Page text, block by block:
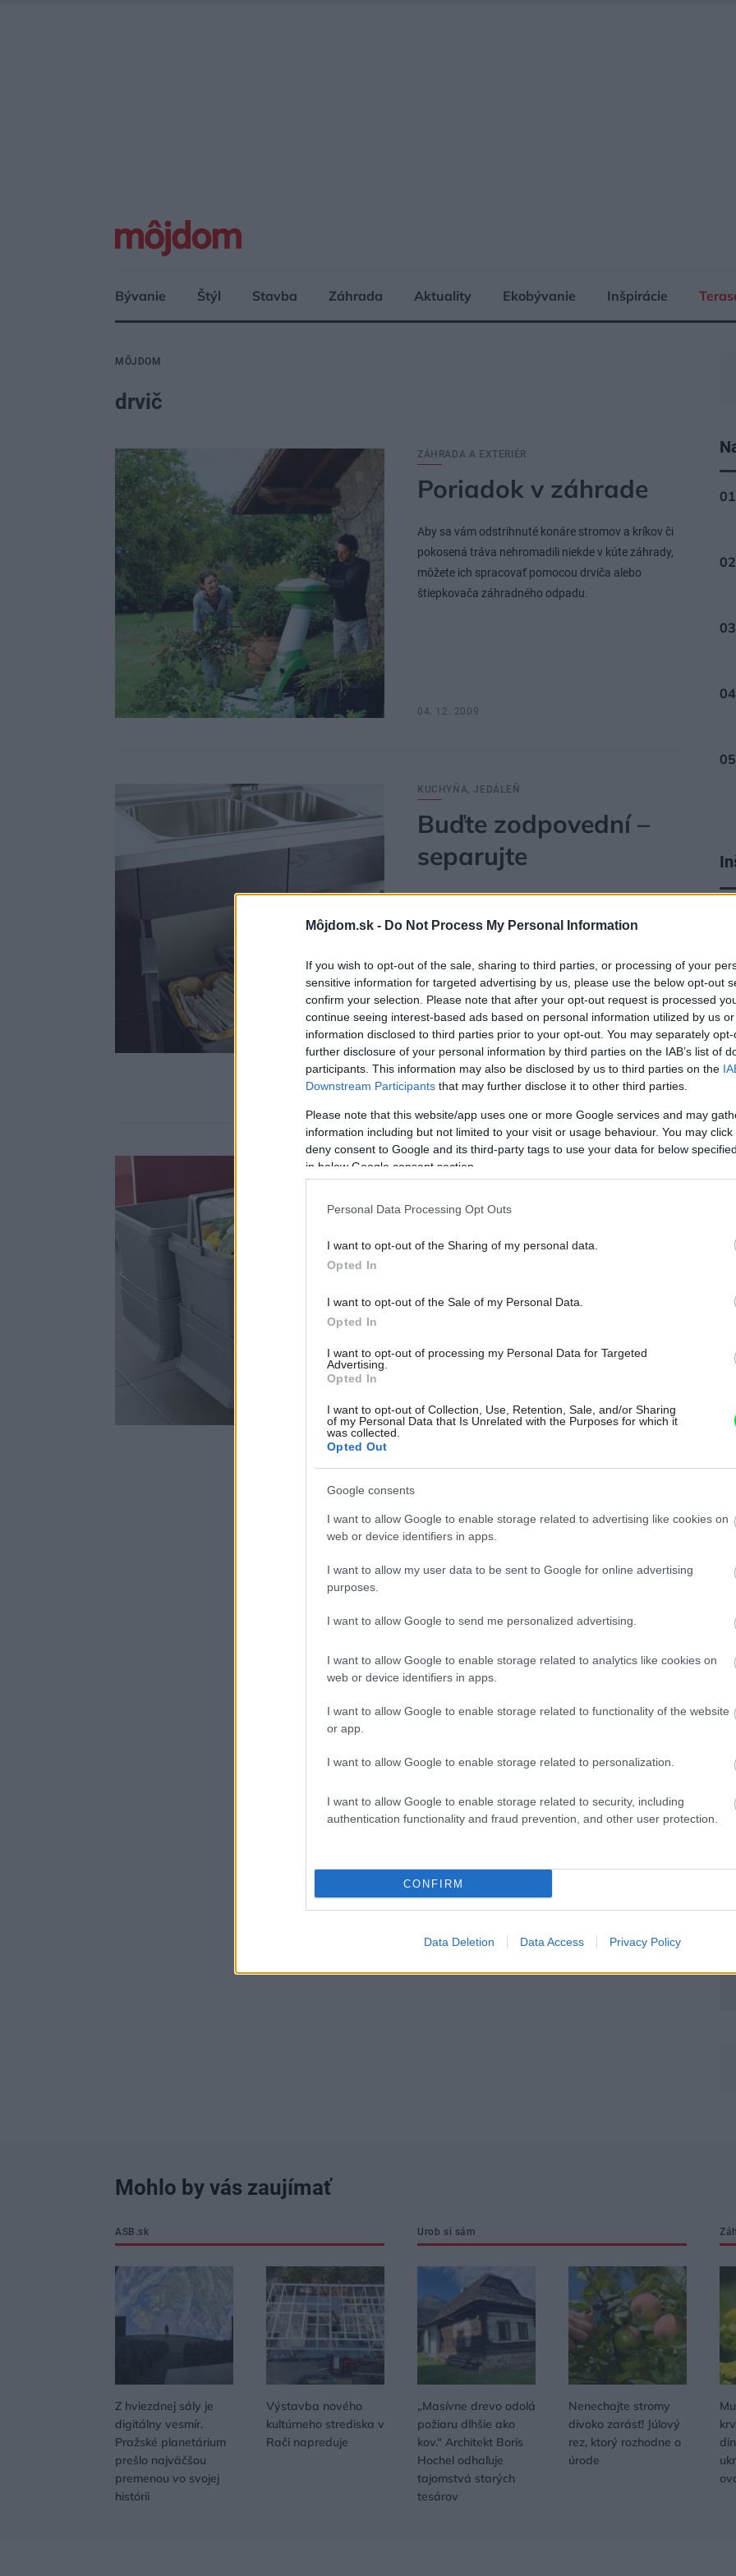
Môjdom.sk - Do Not Process My Personal Information
If you wish to opt-out of the sale, sharing to third parties, or processing of your
sensitive information for targeted advertising by us, please use the below opt-out
confirm your selection. Please note that after your opt-out request is processed
continue seeing interest-based ads based on personal information utilized by us
information disclosed to third parties prior to your opt-out. You may separately
further disclosure of your personal information by third parties on the IAB’s list of
participants. This information may also be disclosed by us to third parties on the
Downstream Participants that may further disclose it to other third parties.
Please note that this website/app uses one or more Google services and may
information including but not limited to your visit or usage behaviour. You may
deny consent to Google and its third-party tags to use your data for below
in below Google consent section.
Personal Data Processing Opt Outs
I want to opt-out of the Sharing of my personal data.
Opted In
I want to opt-out of the Sale of my Personal Data.
Opted In
I want to opt-out of processing my Personal Data for Targeted
Advertising.
Opted In
I want to opt-out of Collection, Use, Retention, Sale, and/or Sharing
of my Personal Data that Is Unrelated with the Purposes for which it
was collected.
Opted Out
Google consents
I want to allow Google to enable storage related to advertising like cookies on
web or device identifiers in apps.
I want to allow my user data to be sent to Google for online advertising
purposes.
I want to allow Google to send me personalized advertising.
I want to allow Google to enable storage related to analytics like cookies on
web or device identifiers in apps.
I want to allow Google to enable storage related to functionality of the website
or app.
I want to allow Google to enable storage related to personalization.
I want to allow Google to enable storage related to security, including
authentication functionality and fraud prevention, and other user protection.
CONFIRM
Data Deletion Data Access Privacy Policy
Bývanie Štýl Stavba Záhrada Aktuality Ekobývanie Inšpirácie
MÔJDOM
drvič
ZÁHRADA A EXTERIÉR
Poriadok v záhrade
Aby sa vám odstrihnuté konáre stromov a kríkov či
pokosená tráva nehromadili niekde v kúte záhrady,
môžete ich spracovať pomocou drviča alebo
štiepkovača záhradného odpadu.
04. 12. 2009
KUCHYŇA, JEDÁLEŇ
Buďte zodpovední –
separujte
Ekológia, životné prostredie, alternatívne druhy
energie a k tomu všetkému preplnené skládky
pádoch. Ak máte aký-taký pocit zodpovednosti,
svojou troškou do mlyna môžete prispieť aspoň tým,
že budete triediť odpad, ktorého každý z nás
vyprodukuje za rok 150 až 200 kilogramov. Ak by ste
si zadovážili aj drvič kuchynských odpadkov, znížite
množstvo odpadu na likvidáciu až o tretinu.
17. 08. 2009
NAVRHOVANIE INTERIÉRU
Každý deň sa ho zbavujete, a pritom ho každý deň
vymýšľame rozličné spôsoby, ako sa ho elegantne
02. 02. 2007
Môj dom Špeciál 02/2026
Mohlo by vás zaujímať
ASB.sk
Z hviezdnej sály je
digitálny vesmír.
Pražské planetárium
prešlo najväčšou
premenou vo svojej
histórii
Výstavba nového
kultúrneho strediska v
Rači napreduje
Urob si sám
„Masívne drevo odolá
požiaru dlhšie ako
kov.“ Architekt Boris
Hochel odhaľuje
tajomstvá starých
tesárov
Nenechajte stromy
divoko zarásť! Júlový
rez, ktorý rozhodne o
úrode